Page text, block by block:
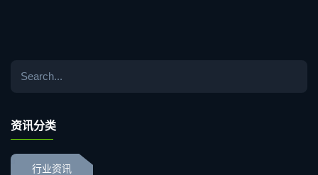
资讯分类
行业资讯